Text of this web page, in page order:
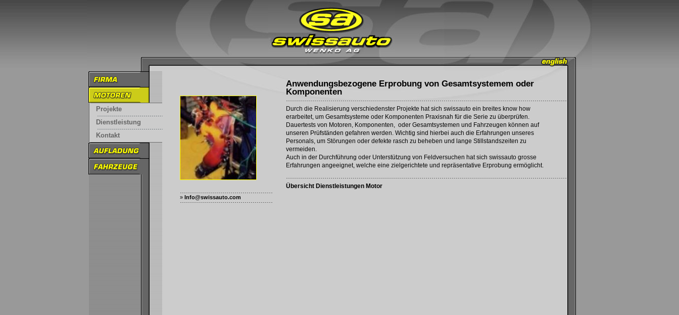
» Info@swissauto.com
Anwendungsbezogene Erprobung von Gesamtsystemem oder
Komponenten
Durch die Realisierung verschiedenster Projekte hat sich swissauto ein breites know how
erarbeitet, um Gesamtsysteme oder Komponenten Praxisnah für die Serie zu überprüfen.
Dauertests von Motoren, Komponenten, oder Gesamtsystemen und Fahrzeugen können auf
unseren Prüfständen gefahren werden. Wichtig sind hierbei auch die Erfahrungen unseres
Personals, um Störungen oder defekte rasch zu beheben und lange Stillstandszeiten zu
vermeiden.
Auch in der Durchführung oder Unterstützung von Feldversuchen hat sich swissauto grosse
Erfahrungen angeeignet, welche eine zielgerichtete und repräsentative Erprobung ermöglicht.
Übersicht Dienstleistungen Motor
Projekte
Dienstleistung
Kontakt